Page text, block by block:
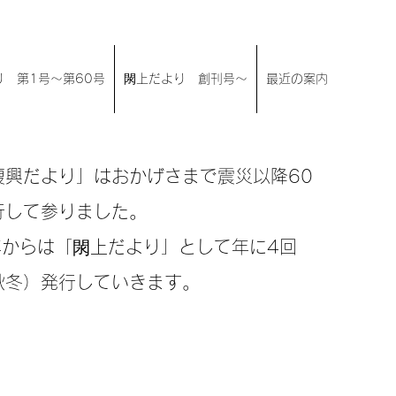
第1号〜第60号 閖上だより 創刊号〜 最近の案内
興だより」はおかげさまで震災以降60
て参りました。
らは「閖上だより」として年に4回
）発行していきます。